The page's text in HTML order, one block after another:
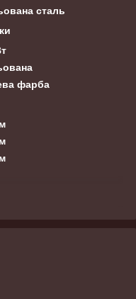
сталь
фарба